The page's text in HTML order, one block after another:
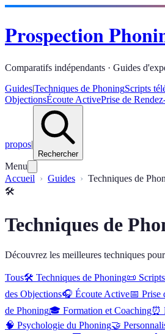
Prospection
Comparatifs indépendants · Guides
Guides|Techniques de PhoningScripts
ObjectionsÉcoute ActivePrise de
propos|
Rechercher
Menu
Accueil
Guides
Techniques de
🛠️
Techniques de
Découvrez les meilleures techniques
Tous🛠️ Techniques de Phoning📜
des Objections🎧 Écoute Active📅 Prise
de Phoning🎓 Formation et Coaching⏰
🧠 Psychologie du Phoning🤝